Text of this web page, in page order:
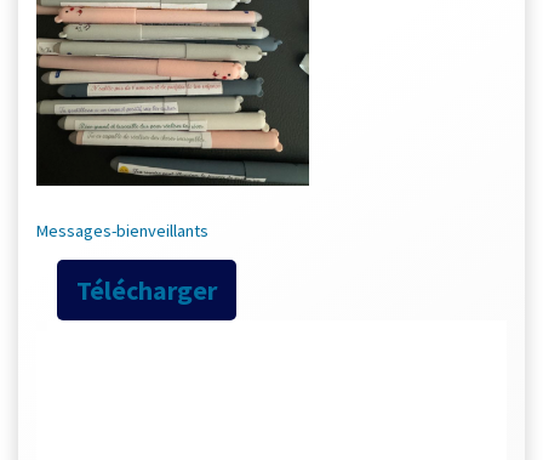
Messages-bienveillants
Télécharger